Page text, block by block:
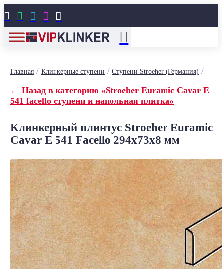
    
Главная/ Клинкерные ступени / Ступени Stroeher (Германия) /
← Назад в категорию «Stroeher Euramic Cavar E
541 facello ступени и напольная плитка»
Клинкерный плинтус Stroeher Euramic
Cavar E 541 Facello 294х73х8 мм